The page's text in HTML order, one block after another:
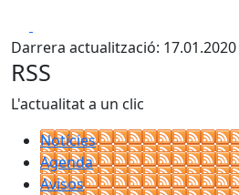
Darrera actualització:
RSS
L'actualitat a un clic
Notícies
Agenda
Avisos